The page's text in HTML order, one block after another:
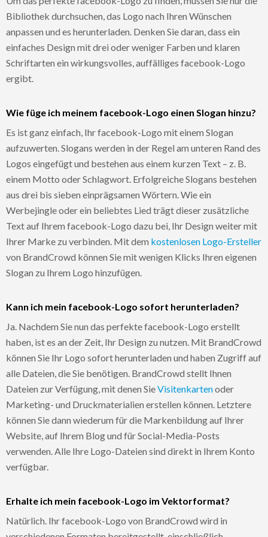
Bibliothek durchsuchen, das Logo nach Ihren Wünschen
anpassen und es herunterladen. Denken Sie daran, dass ein
einfaches Design mit drei oder weniger Farben und klaren
Schriftarten ein wirkungsvolles, auffälliges facebook-Logo
ergibt.
Wie füge ich meinem facebook-Logo einen Slogan hinzu?
Es ist ganz einfach, Ihr facebook-Logo mit einem Slogan
aufzuwerten. Slogans werden in der Regel am unteren Rand des
Logos eingefügt und bestehen aus einem kurzen Text – z. B.
einem Motto oder Schlagwort. Erfolgreiche Slogans bestehen
aus drei bis sieben einprägsamen Wörtern. Wie ein
Werbejingle oder ein beliebtes Lied trägt dieser zusätzliche
Text auf Ihrem facebook-Logo dazu bei, Ihr Design weiter mit
Ihrer Marke zu verbinden. Mit dem kostenlosen Logo-Ersteller
von BrandCrowd können Sie mit wenigen Klicks Ihren eigenen
Slogan zu Ihrem Logo hinzufügen.
Kann ich mein facebook-Logo sofort herunterladen?
Ja. Nachdem Sie nun das perfekte facebook-Logo erstellt
haben, ist es an der Zeit, Ihr Design zu nutzen. Mit BrandCrowd
können Sie Ihr Logo sofort herunterladen und haben Zugriff auf
alle Dateien, die Sie benötigen. BrandCrowd stellt Ihnen
Dateien zur Verfügung, mit denen SieVisitenkartenoder
Marketing- und Druckmaterialien erstellen können. Letztere
können Sie dann wiederum für die Markenbildung auf Ihrer
Website, auf Ihrem Blog und für Social-Media-Posts
verwenden. Alle Ihre Logo-Dateien sind direkt in Ihrem Konto
verfügbar.
Erhalte ich mein facebook-Logo im Vektorformat?
Natürlich. Ihr facebook-Logo von BrandCrowd wird in